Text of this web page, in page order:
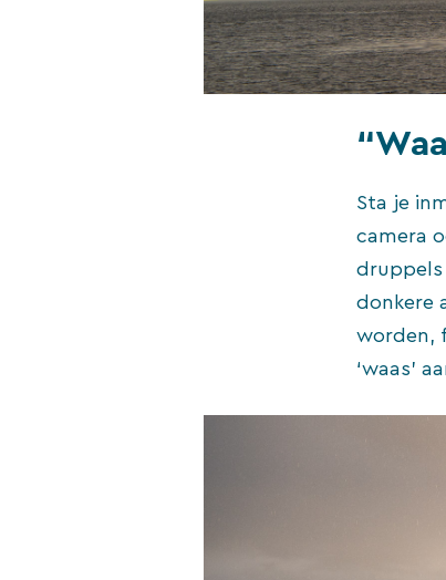
Sta je
camera
druppels
donkere
worden,
‘waas’